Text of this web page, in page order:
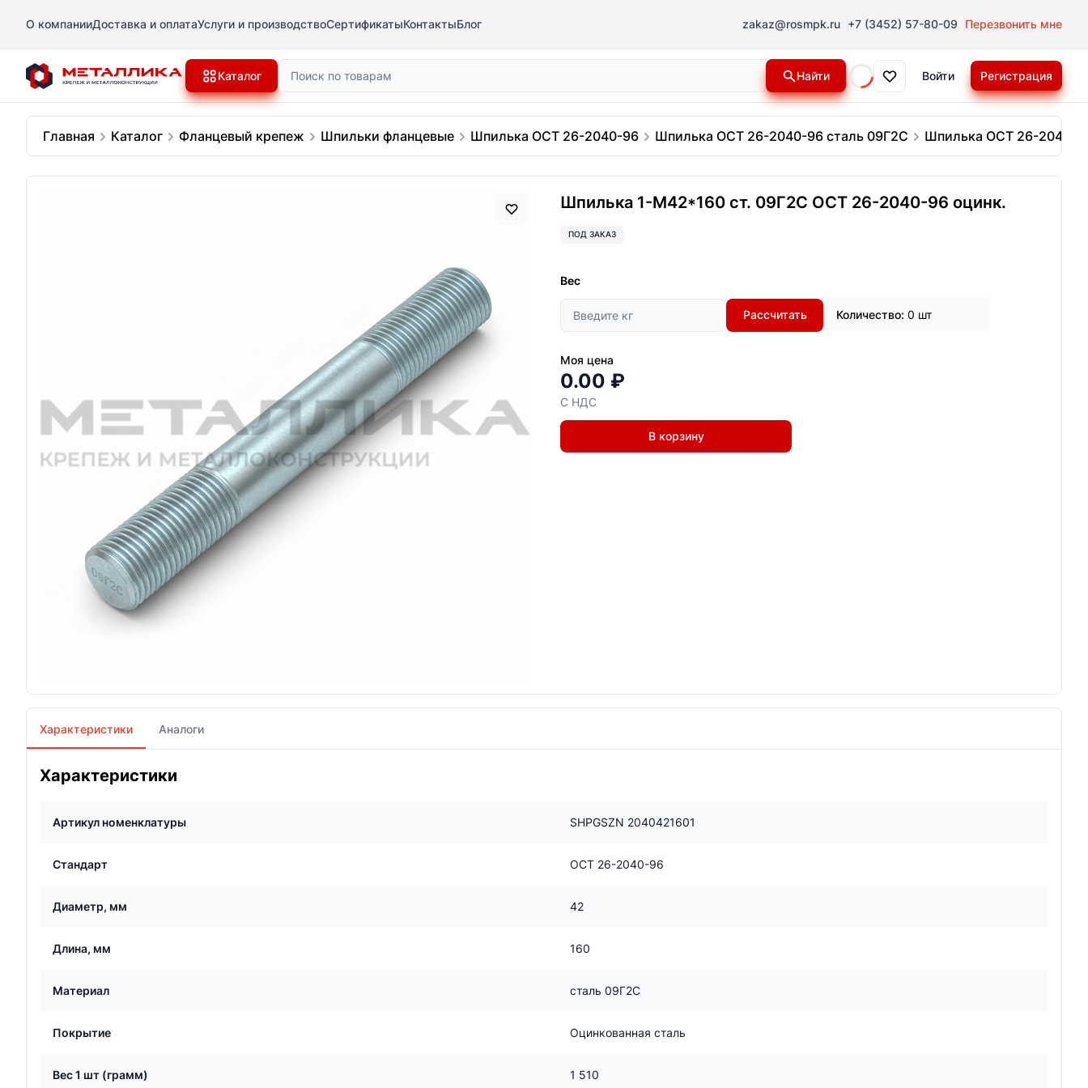
О компанииДоставка и оплатаУслуги и производствоСертификатыКонтактыБлог zakaz@rosmpk.ru +7 (3452) 57-80-09 Перезвонить мне
Каталог Поиск Найти
Loading...
Войти Регистрация
Главная Каталог Фланцевый крепеж Шпильки фланцевые Шпилька ОСТ 26-2040-96 Шпилька ОСТ 26-2040-96 сталь 09Г2С Шпилька ОСТ 26-2040-
Шпилька 1-М42*160 ст. 09Г2С ОСТ 26-2040-96 оцинк.
ПОД ЗАКАЗ
Вес
Рассчитать Количество: 0 шт
Моя цена
0.00 ₽
С НДС
В корзину
Характеристики Аналоги
Характеристики
Артикул номенклатуры SHPGSZN 2040421601
Стандарт ОСТ 26-2040-96
Диаметр, мм 42
Длина, мм 160
Материал сталь 09Г2С
Покрытие Оцинкованная сталь
Вес 1 шт (грамм) 1 510